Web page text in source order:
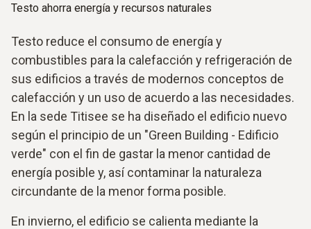
Testo ahorra energía y recursos naturales
Testo reduce el consumo de energía y
combustibles para la calefacción y refrigeración de
sus edificios a través de modernos conceptos de
calefacción y un uso de acuerdo a las necesidades.
En la sede Titisee se ha diseñado el edificio nuevo
según el principio de un "Green Building - Edificio
verde" con el fin de gastar la menor cantidad de
energía posible y, así contaminar la naturaleza
circundante de la menor forma posible.
En invierno, el edificio se calienta mediante la